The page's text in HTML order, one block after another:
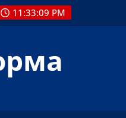
11:33:10 PM